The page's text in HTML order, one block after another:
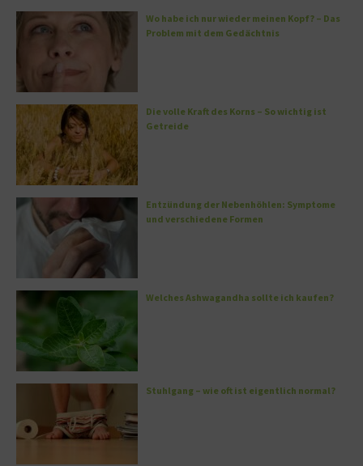
Wo habe ich nur wieder meinen Kopf? – Das
Problem mit dem Gedächtnis
Die volle Kraft des Korns – So wichtig ist
Getreide
Entzündung der Nebenhöhlen: Symptome
und verschiedene Formen
Welches Ashwagandha sollte ich kaufen?
Stuhlgang – wie oft ist eigentlich normal?